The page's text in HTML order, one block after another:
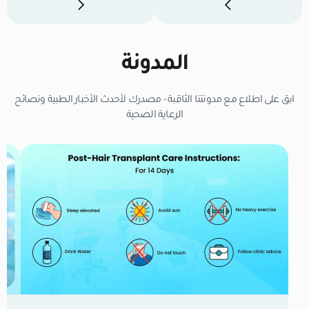
المدونة
ابق على اطلاع مع مدونتنا الثاقبة - مصدرك لأحدث الأخبار الطبية ونصائح
الرعاية الصحية